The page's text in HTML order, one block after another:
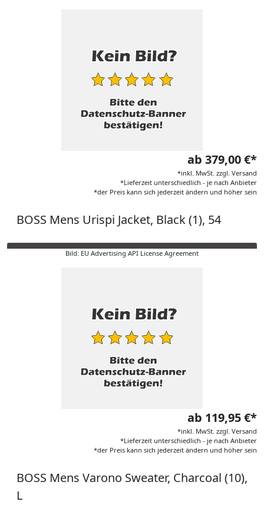
ab 379,00 €*
*inkl. MwSt. zzgl. Versand
*Lieferzeit unterschiedlich - je nach Anbieter
*der Preis kann sich jederzeit ändern und höher sein
BOSS Mens Urispi Jacket, Black (1), 54
Bild: EU Advertising API License Agreement
ab 119,95 €*
*inkl. MwSt. zzgl. Versand
*Lieferzeit unterschiedlich - je nach Anbieter
*der Preis kann sich jederzeit ändern und höher sein
BOSS Mens Varono Sweater, Charcoal (10),
L